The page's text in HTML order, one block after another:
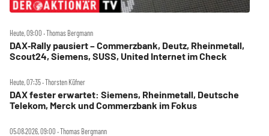
Heute, 09:00 ‧ Thomas Bergmann
DAX‑Rally pausiert – Commerzbank, Deutz, Rheinmetall,
Scout24, Siemens, SUSS, United Internet im Check
Heute, 07:35 ‧ Thorsten Küfner
DAX fester erwartet: Siemens, Rheinmetall, Deutsche
Telekom, Merck und Commerzbank im Fokus
05.08.2026, 09:00 ‧ Thomas Bergmann